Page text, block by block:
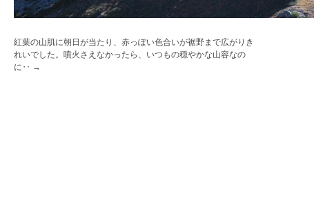
紅葉の山肌に朝日が当たり、赤っぽい色合いが裾野まで広がりき
れいでした。噴火さえなかったら、いつもの穏やかな山容なの
に‥